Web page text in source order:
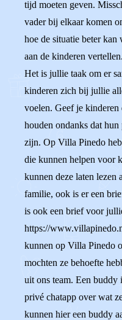
tijd moeten geven.
vader bij elkaar komen
hoe de situatie beter
aan de kinderen
Het is jullie taak om er
kinderen zich bij jullie
voelen. Geef je
houden ondanks dat hun
zijn. Op Villa Pinedo
die kunnen helpen voor
kunnen deze laten lezen
familie, ook is er een
is ook een brief voor
https://
kunnen op Villa Pinedo
mochten ze behoefte
uit ons team. Een buddy
privé chatapp over wat
kunnen hier een buddy